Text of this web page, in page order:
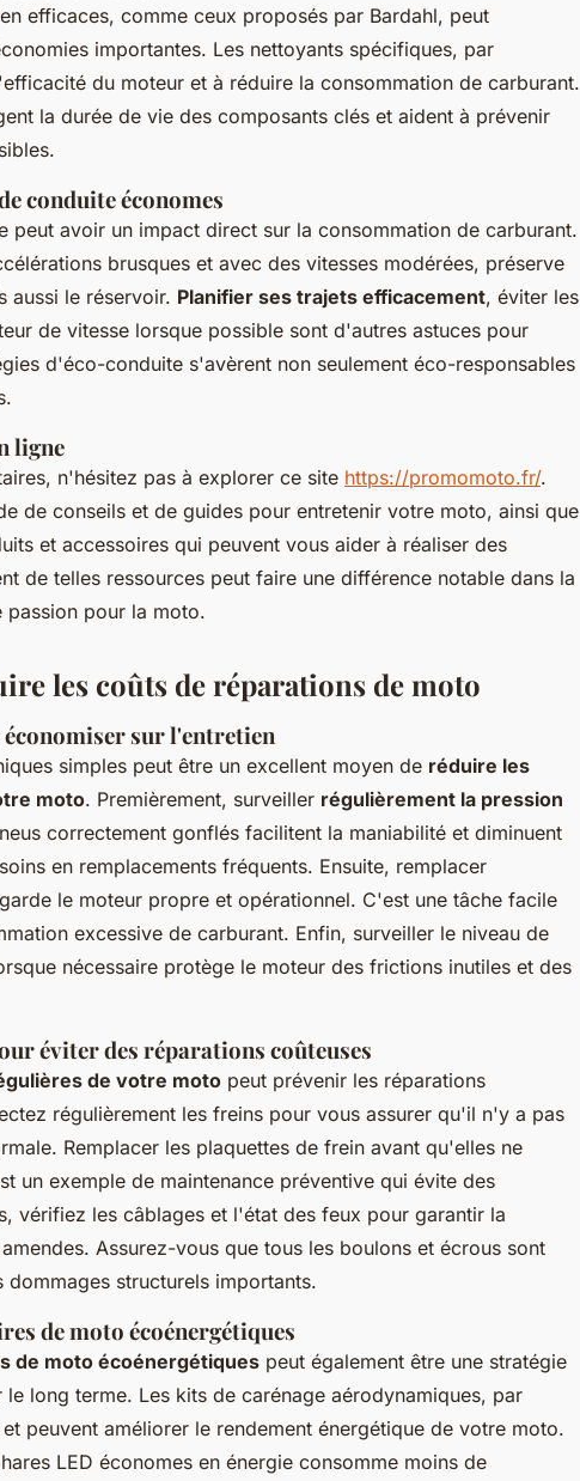
efficaces, comme ceux proposés par Bardahl, peut
importantes. Les nettoyants spécifiques, par
du moteur et à réduire la consommation de carburant.
la durée de vie des composants clés et aident à prévenir
conduite économes
peut avoir un impact direct sur la consommation de carburant.
brusques et avec des vitesses modérées, préserve
aussi le réservoir. Planifier ses trajets efficacement, éviter les
de vitesse lorsque possible sont d'autres astuces pour
d'éco-conduite s'avèrent non seulement éco-responsables
ligne
n'hésitez pas à explorer ce site https://promomoto.fr/.
de conseils et de guides pour entretenir votre moto, ainsi que
et accessoires qui peuvent vous aider à réaliser des
de telles ressources peut faire une différence notable dans la
pour la moto.
les coûts de réparations de moto
sur l'entretien
simples peut être un excellent moyen de réduire les
moto. Premièrement, surveiller régulièrement la pression
correctement gonflés facilitent la maniabilité et diminuent
en remplacements fréquents. Ensuite, remplacer
le moteur propre et opérationnel. C'est une tâche facile
excessive de carburant. Enfin, surveiller le niveau de
nécessaire protège le moteur des frictions inutiles et des
éviter des réparations coûteuses
de votre moto peut prévenir les réparations
régulièrement les freins pour vous assurer qu'il n'y a pas
Remplacer les plaquettes de frein avant qu'elles ne
un exemple de maintenance préventive qui évite des
vérifiez les câblages et l'état des feux pour garantir la
Assurez-vous que tous les boulons et écrous sont
structurels importants.
de moto écoénergétiques
de moto écoénergétiques peut également être une stratégie
long terme. Les kits de carénage aérodynamiques, par
peuvent améliorer le rendement énergétique de votre moto.
LED économes en énergie consomme moins de